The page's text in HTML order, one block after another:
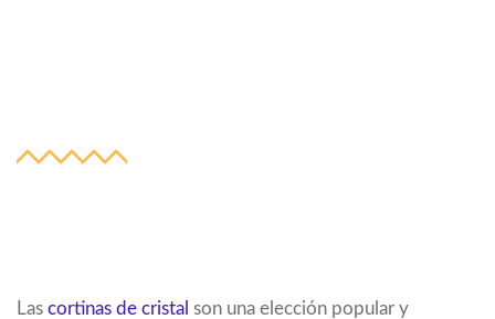
Las cortinas de cristal son una elección popular y